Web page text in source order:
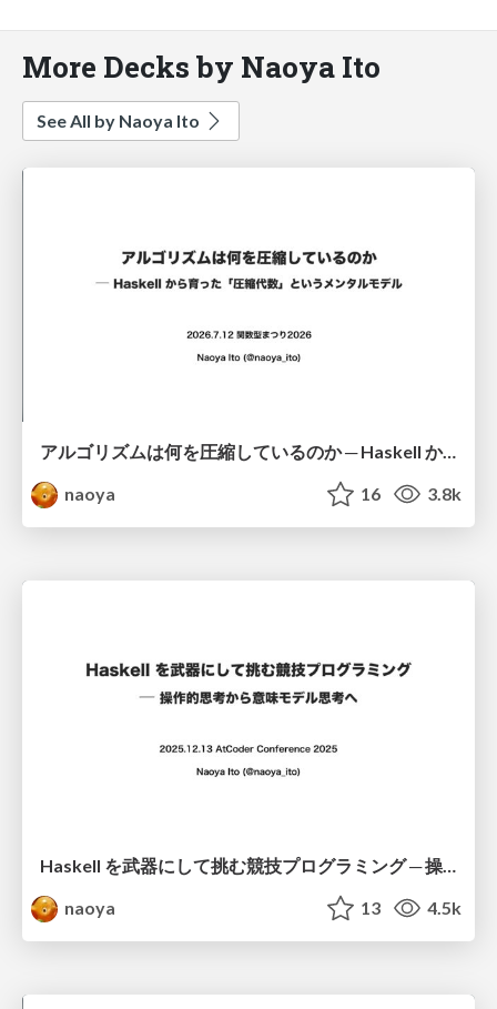
More Decks by Naoya Ito
See All by Naoya Ito
アルゴリズムは何を圧縮しているのか ─ Haskell から育った「圧縮代数」というメンタルモデル
naoya
16 3.8k
naoya
13 4.5k